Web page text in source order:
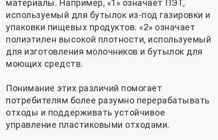
материалы. Например, «1» означает ПЭТ,
используемый для бутылок из-под газировки и
упаковки пищевых продуктов. «2» означает
полиэтилен высокой плотности, используемый
для изготовления молочников и бутылок для
моющих средств.
Понимание этих различий помогает
потребителям более разумно перерабатывать
отходы и поддерживать устойчивое
управление пластиковыми отходами.